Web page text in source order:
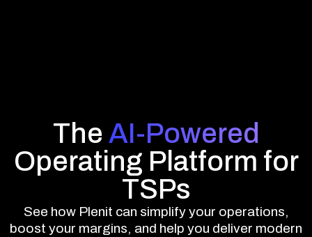
The AI-Powered
Operating Platform for
TSPs
See how Plenit can simplify your operations,
boost your margins, and help you deliver modern